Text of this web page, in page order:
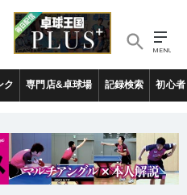
ク 専門店&卓球場 記録検索 初心者